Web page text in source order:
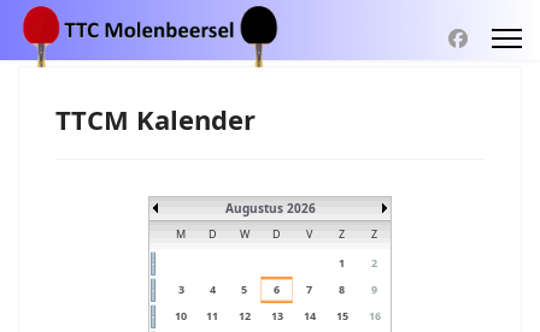
TTCM Kalender
Augustus 2026
M D W D V Z
Z
1
2
3
4 5 6 7 8
9
10
11 12 13 14 15
16